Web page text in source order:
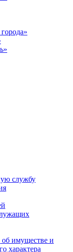
службу
об имуществе и
характера